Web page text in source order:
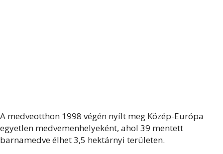
A medveotthon 1998 végén nyílt meg Közép-Európa
egyetlen medvemenhelyeként, ahol 39 mentett
barnamedve élhet 3,5 hektárnyi területen.